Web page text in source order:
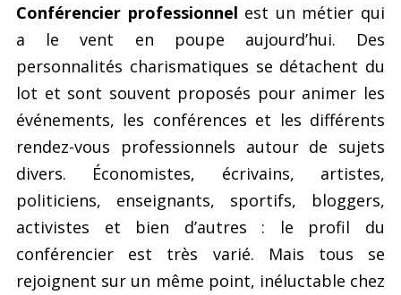
Conférencier professionnel est un métier qui
a le vent en poupe aujourd’hui. Des
personnalités charismatiques se détachent du
lot et sont souvent proposés pour animer les
événements, les conférences et les différents
rendez-vous professionnels autour de sujets
divers. Économistes, écrivains, artistes,
politiciens, enseignants, sportifs, bloggers,
activistes et bien d’autres : le profil du
conférencier est très varié. Mais tous se
rejoignent sur un même point, inéluctable chez